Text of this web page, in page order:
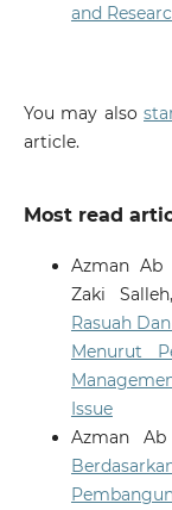
and
You may also
article.
Most read
Azman Ab
Zaki
Rasuah
Menurut
Issue
Azman Ab